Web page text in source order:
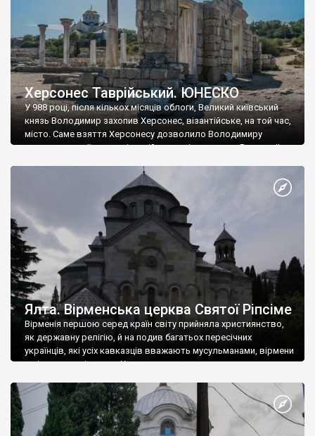
Херсонес Таврійський. ЮНЕСКО
У 988 році, після кількох місяців облоги, Великий київський
князь Володимир захопив Херсонес, візантійське, на той час,
місто. Саме взяття Херсонесу дозволило Володимиру
диктувати свої умови візантійському імператору Василю ІІ, та
Херсонесі Володимир-язичник, став Василем-християнином.
А потім було Хрещення Русі. На честь Херсонесу Таврійського
Ялта. Вірменська церква Святої Ріпсіме
Вірменія першою серед країн світу прийняла християнство,
як державну релігію, й на подив багатьох пересічних
українців, які усіх кавказців вважають мусульманами, вірмени
є відданими вірянами Христа